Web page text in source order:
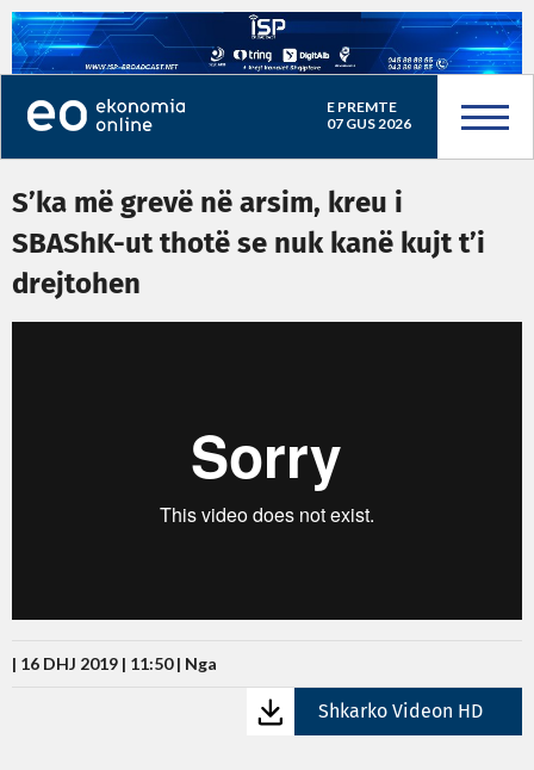
E PREMTE
07 GUS 2026
S’ka më grevë në arsim, kreu i
SBAShK-ut thotë se nuk kanë kujt t’i
drejtohen
| 16 DHJ 2019 | 11:50 | Nga
Shkarko Videon HD